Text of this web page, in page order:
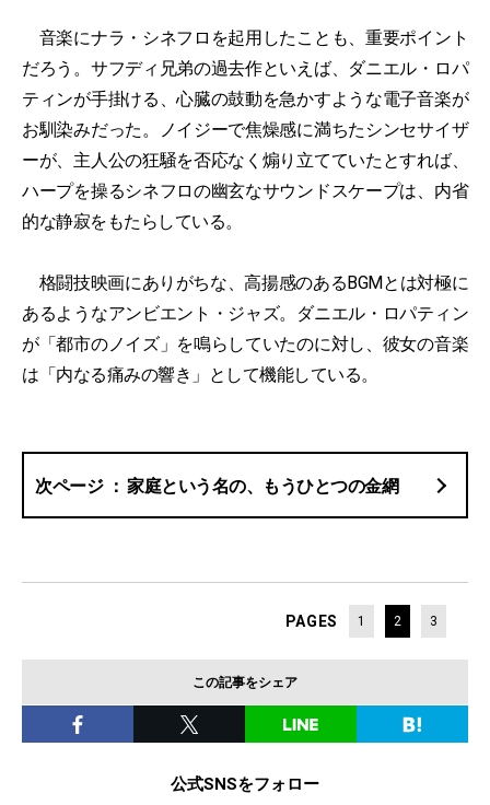
音楽にナラ・シネフロを起用したことも、重要ポイント
だろう。サフディ兄弟の過去作といえば、ダニエル・ロパ
ティンが手掛ける、心臓の鼓動を急かすような電子音楽が
お馴染みだった。ノイジーで焦燥感に満ちたシンセサイザ
ーが、主人公の狂騒を否応なく煽り立てていたとすれば、
ハープを操るシネフロの幽玄なサウンドスケープは、内省
的な静寂をもたらしている。
格闘技映画にありがちな、高揚感のあるBGMとは対極に
あるようなアンビエント・ジャズ。ダニエル・ロパティン
が「都市のノイズ」を鳴らしていたのに対し、彼女の音楽
は「内なる痛みの響き」として機能している。
家庭という名の、もうひとつの金網
PAGES 1 2 3
この記事をシェア
公式SNSをフォロー